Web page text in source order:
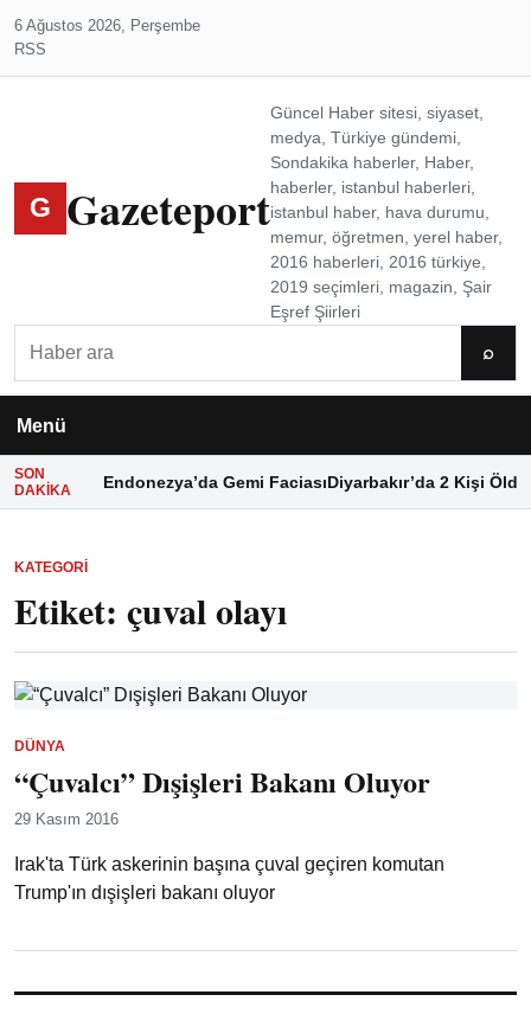
6 Ağustos 2026, Perşembe
RSS
G Gazeteport
Güncel Haber sitesi, siyaset,
medya, Türkiye gündemi,
Sondakika haberler, Haber,
haberler, istanbul haberleri,
istanbul haber, hava durumu,
memur, öğretmen, yerel haber,
2016 haberleri, 2016 türkiye,
2019 seçimleri, magazin, Şair
Eşref Şiirleri
⌕
Menü
SON
DAKIKA
Endonezya’da Gemi FaciasıDiyarbakır’da 2 Kişi Öldü
KATEGORI
Etiket: çuval olayı
DÜNYA
“Çuvalcı” Dışişleri Bakanı Oluyor
29 Kasım 2016
Irak'ta Türk askerinin başına çuval geçiren komutan
Trump'ın dışişleri bakanı oluyor